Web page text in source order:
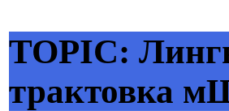
TOPIC:
трактовка